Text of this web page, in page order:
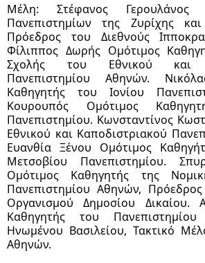
Μέλη: Στέφανος Γερουλάνος
Πανεπιστημίων της Ζυρίχης
Πρόεδρος του Διεθνούς
Φίλιππος Δωρής Ομότιμος
Σχολής του Εθνικού και
Πανεπιστημίου Αθηνών.
Καθηγητής του Ιονίου
Κουρουπός Ομότιμος
Πανεπιστημίου. Κωνσταντίνος
Εθνικού και Καποδιστριακού
Ευανθία Ξένου Ομότιμος
Μετσοβίου Πανεπιστημίου.
Ομότιμος Καθηγητής της
Πανεπιστημίου Αθηνών,
Οργανισμού Δημοσίου Δικαίου.
Καθηγητής του
Ηνωμένου Βασιλείου, Τακτικό
Αθηνών.